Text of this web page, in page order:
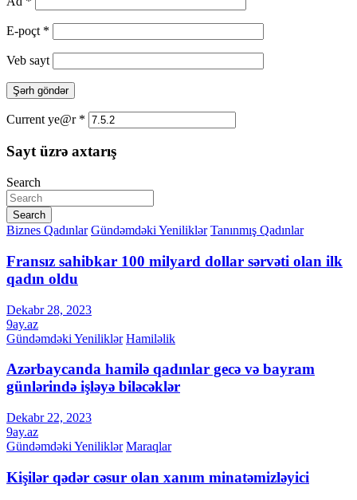
E-poçt *
Veb sayt
Current ye@r *
Sayt üzrə axtarış
Search
Search
Biznes Qadınlar Gündəmdəki Yeniliklər Tanınmış Qadınlar
Fransız sahibkar 100 milyard dollar sərvəti olan ilk
qadın oldu
Dekabr 28, 2023
9ay.az
Gündəmdəki Yeniliklər Hamiləlik
Azərbaycanda hamilə qadınlar gecə və bayram
günlərində işləyə biləcəklər
Dekabr 22, 2023
9ay.az
Gündəmdəki Yeniliklər Maraqlar
Kişilər qədər cəsur olan xanım minatəmizləyici